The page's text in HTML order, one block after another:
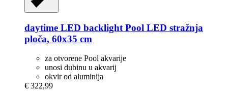
daytime LED backlight Pool LED stražnja
ploča, 60x35 cm
za otvorene Pool akvarije
unosi dubinu u akvarij
okvir od aluminija
€ 322,99